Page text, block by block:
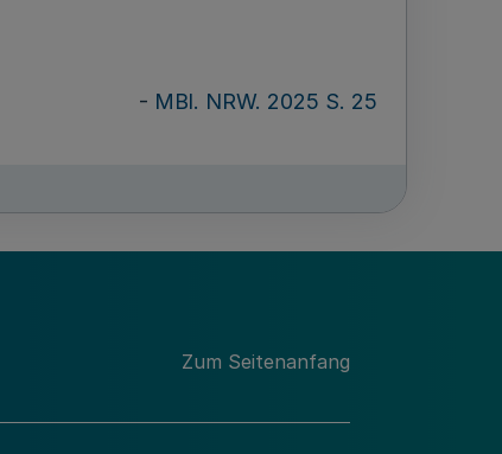
- MBl. NRW. 2025 S. 25
Zum Seitenanfang